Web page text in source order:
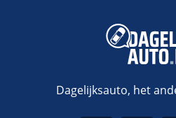
Dagelijksauto, het